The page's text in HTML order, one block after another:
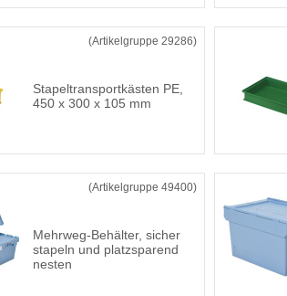
(Artikelgruppe 29286)
Stapeltransportkästen PE,
450 x 300 x 105 mm
(Artikelgruppe 49400)
Mehrweg-Behälter, sicher
stapeln und platzsparend
nesten